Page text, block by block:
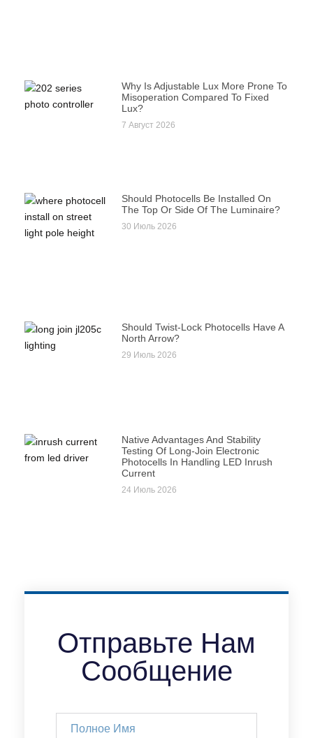
Why Is Adjustable Lux More Prone To
Misoperation Compared To Fixed
Lux?
7 Август 2026
Should Photocells Be Installed On
The Top Or Side Of The Luminaire?
30 Июль 2026
Should Twist-Lock Photocells Have A
North Arrow?
29 Июль 2026
Native Advantages And Stability
Testing Of Long-Join Electronic
Photocells In Handling LED Inrush
Current
24 Июль 2026
Отправьте Нам
Сообщение